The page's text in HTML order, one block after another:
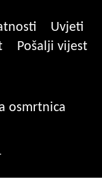
Uvjeti
Pošalji vijest
osmrtnica